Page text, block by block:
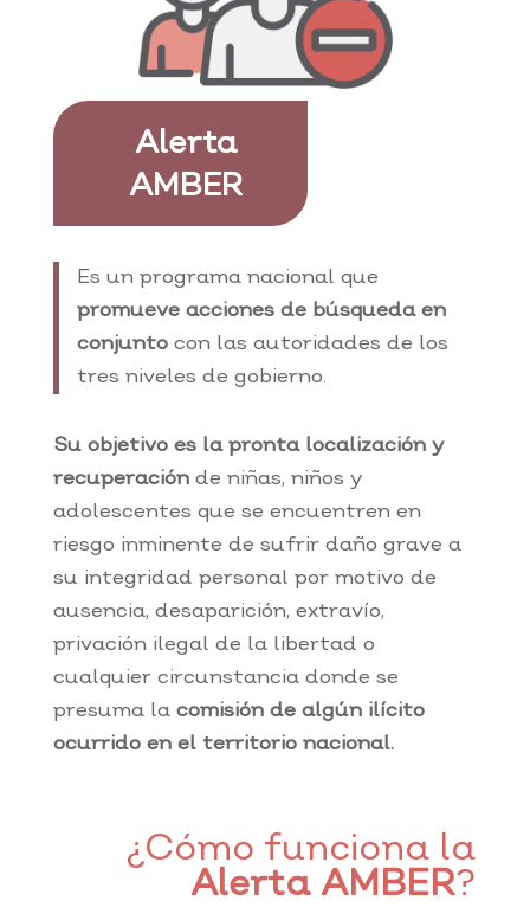
Alerta
AMBER
Es un programa nacional que
promueve acciones de búsqueda en
conjuntocon las autoridades de los
tres niveles de gobierno.
Su objetivo es la pronta localización y
recuperaciónde niñas, niños y
adolescentes que se encuentren en
riesgo inminente de sufrir daño grave a
su integridad personal por motivo de
ausencia, desaparición, extravío,
privación ilegal de la libertad o
cualquier circunstancia donde se
presuma la comisión de algún ilícito
ocurrido en el territorio nacional.
¿Cómo funciona la
Alerta AMBER?